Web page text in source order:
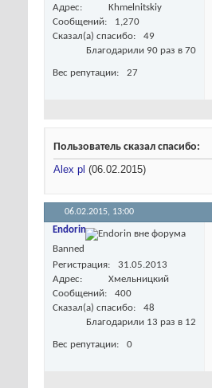
Адрес
Khmelnitskiy
Сообщений
1,270
Сказал(а) спасибо
49
Благодарили 90 раз в 70
Вес репутации 27
Пользователь сказал cпасибо:
Alex pl (06.02.2015)
06.02.2015, 13:00
Endorin
Banned
Регистрация
31.05.2013
Адрес
Хмельницкий
Сообщений
400
Сказал(а) спасибо
48
Благодарили 13 раз в 12
Вес репутации 0